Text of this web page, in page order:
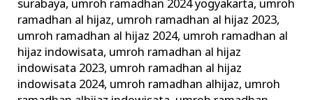
surabaya, umroh ramadhan 2024 yogyakarta, umroh
ramadhan al hijaz, umroh ramadhan al hijaz 2023,
umroh ramadhan al hijaz 2024, umroh ramadhan al
hijaz indowisata, umroh ramadhan al hijaz
indowisata 2023, umroh ramadhan al hijaz
indowisata 2024, umroh ramadhan alhijaz, umroh